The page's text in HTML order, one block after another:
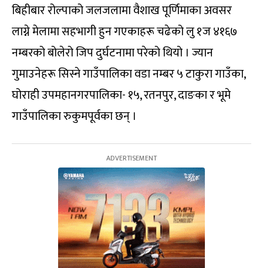
बिहीबार रोल्पाको जलजलामा वैशाख पूर्णिमाका अवसर
लाग्ने मेलामा सहभागी हुन गएकाहरू चढेको लु १ज ४१६७
नम्बरको बोलेरो जिप दुर्घटनामा परेको थियो । ज्यान
गुमाउनेहरू सिस्ने गाउँपालिका वडा नम्बर ५ टाकुरा गाउँका,
घोराही उपमहानगरपालिका- १५, रतनपुर, दाङका र भूमे
गाउँपालिका रुकुमपूर्वका छन् ।